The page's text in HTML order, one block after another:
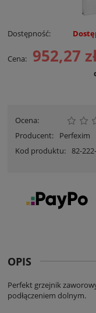
Dostępność:
Cena: 952,27
Ocena:
Producent:
Perfexim
Kod produktu: 82-
OPIS
Perfekt grzejnik
podłączeniem dolnym.